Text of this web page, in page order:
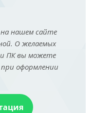
нашем сайте
О желаемых
ПК вы можете
оформлении